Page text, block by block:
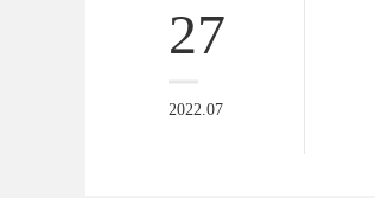
27
2022.07